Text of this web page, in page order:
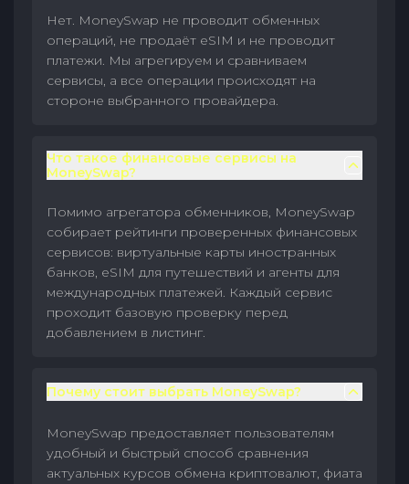
Нет. MoneySwap не проводит обменных
операций, не продаёт eSIM и не проводит
платежи. Мы агрегируем и сравниваем
сервисы, а все операции происходят на
стороне выбранного провайдера.
Что такое финансовые сервисы на
MoneySwap?
Помимо агрегатора обменников, MoneySwap
собирает рейтинги проверенных финансовых
сервисов: виртуальные карты иностранных
банков, eSIM для путешествий и агенты для
международных платежей. Каждый сервис
проходит базовую проверку перед
добавлением в листинг.
Почему стоит выбрать MoneySwap?
MoneySwap предоставляет пользователям
удобный и быстрый способ сравнения
актуальных курсов обмена криптовалют, фиата